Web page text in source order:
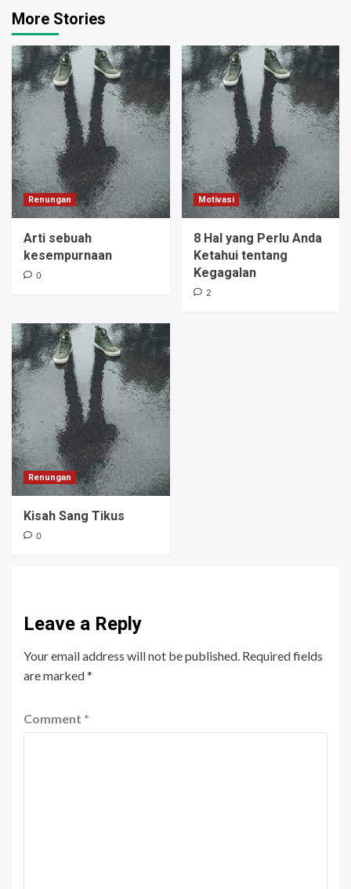
More Stories
Renungan
Arti sebuah
kesempurnaan
0
Motivasi
8 Hal yang Perlu Anda
Ketahui tentang
Kegagalan
2
Renungan
Kisah Sang Tikus
0
Leave a Reply
Your email address will not be published. Required fields
are marked*
Comment *